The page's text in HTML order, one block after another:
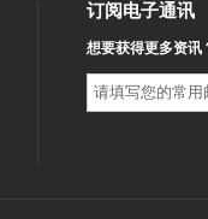
订阅电子通讯
想要获得更多资讯